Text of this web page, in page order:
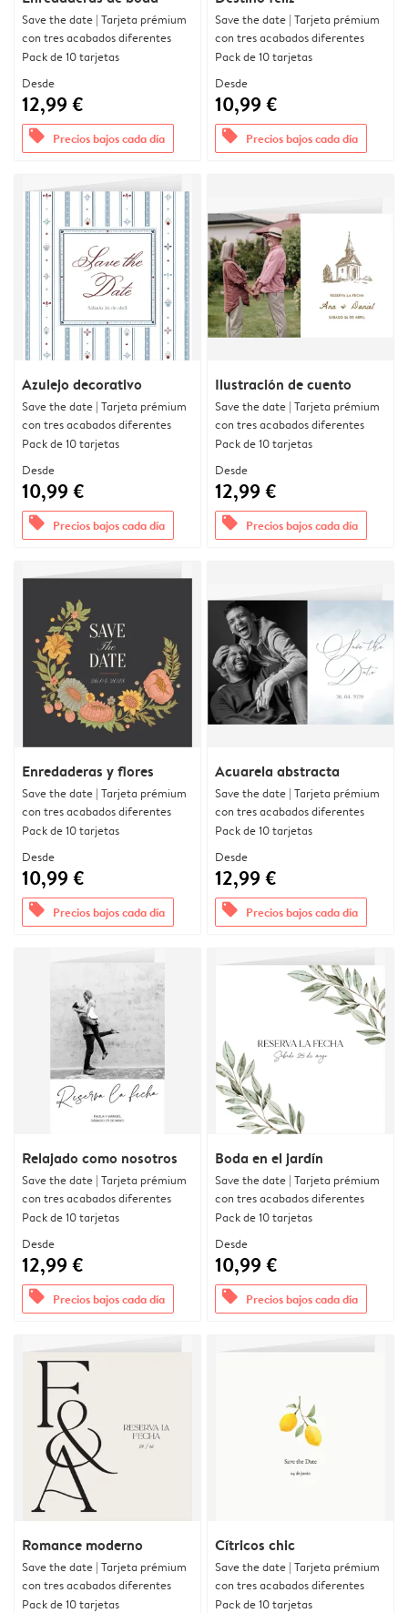
Save the date | Tarjeta prémium
con tres acabados diferentes
Pack de 10 tarjetas
Desde
12,99 €
offers Precios bajos cada día
Save the date | Tarjeta prémium
con tres acabados diferentes
Pack de 10 tarjetas
Desde
10,99 €
offers Precios bajos cada día
Azulejo decorativo
Save the date | Tarjeta prémium
con tres acabados diferentes
Pack de 10 tarjetas
Desde
10,99 €
offers Precios bajos cada día
Ilustración de cuento
Save the date | Tarjeta prémium
con tres acabados diferentes
Pack de 10 tarjetas
Desde
12,99 €
offers Precios bajos cada día
Enredaderas y flores
Save the date | Tarjeta prémium
con tres acabados diferentes
Pack de 10 tarjetas
Desde
10,99 €
offers Precios bajos cada día
Acuarela abstracta
Save the date | Tarjeta prémium
con tres acabados diferentes
Pack de 10 tarjetas
Desde
12,99 €
offers Precios bajos cada día
Relajado como nosotros
Save the date | Tarjeta prémium
con tres acabados diferentes
Pack de 10 tarjetas
Desde
12,99 €
offers Precios bajos cada día
Boda en el jardín
Save the date | Tarjeta prémium
con tres acabados diferentes
Pack de 10 tarjetas
Desde
10,99 €
offers Precios bajos cada día
Romance moderno
Save the date | Tarjeta prémium
con tres acabados diferentes
Pack de 10 tarjetas
Cítricos chic
Save the date | Tarjeta prémium
con tres acabados diferentes
Pack de 10 tarjetas